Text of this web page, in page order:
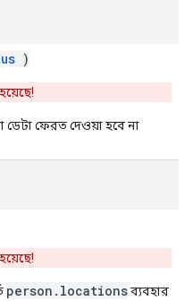
)
ফেরত দেওয়া হবে না
person.locationsব্যবহার